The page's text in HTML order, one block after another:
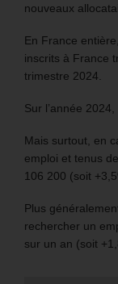
nouveaux
En France
inscrits à France
trimestre 2024.
Sur l’année
Mais surtout, en
emploi et tenus
106 200 (soit
Plus
rechercher un
sur un an (soit